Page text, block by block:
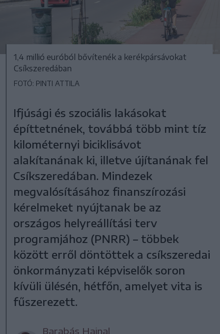
1,4 millió euróból bővítenék a kerékpársávokat
Csíkszeredában
FOTÓ: PINTI ATTILA
Ifjúsági és szociális lakásokat
építtetnének, továbbá több mint tíz
kilométernyi biciklisávot
alakítanának ki, illetve újítanának fel
Csíkszeredában. Mindezek
megvalósításához finanszírozási
kérelmeket nyújtanak be az
országos helyreállítási terv
programjához (PNRR) – többek
között erről döntöttek a csíkszeredai
önkormányzati képviselők soron
kívüli ülésén, hétfőn, amelyet vita is
fűszerezett.
Barabás Hajnal